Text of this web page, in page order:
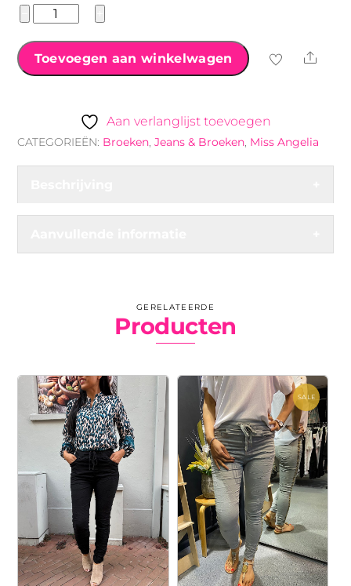
Miss
wijde
broek
Toevoegen aan winkelwagen Share
Aan verlanglijst toevoegen
CATEGORIEËN: Broeken,Jeans & Broeken, Miss Angelia
GERELATEERDE
Producten
SALE